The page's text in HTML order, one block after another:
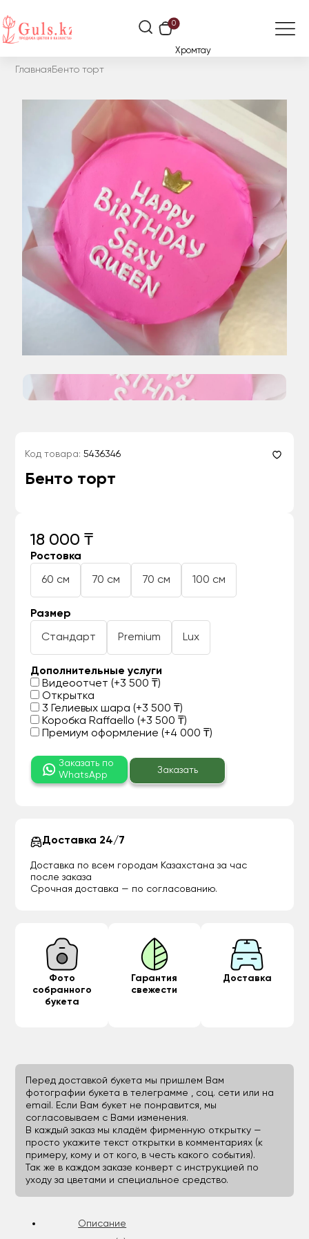
0
Хромтау
Главная Бенто торт
Код товара: 5436346
Бенто торт
18 000 ₸
Ростовка
60 см 70 см 70 см 100 см
Размер
Стандарт Premium Lux
Дополнительные услуги
Видеоотчет (+3 500 ₸)
Открытка
3 Гелиевых шара (+3 500 ₸)
Коробка Raffaello (+3 500 ₸)
Премиум оформление (+4 000 ₸)
Заказать по
WhatsApp
Заказать
Доставка 24/7
Доставка по всем городам Казахстана за час
после заказа
Срочная доставка — по согласованию.
Фото
собранного
букета
Гарантия
свежести
Доставка
Перед доставкой букета мы пришлем Вам
фотографии букета в телеграмме , соц. сети или на
email. Если Вам букет не понравится, мы
согласовываем с Вами изменения.
В каждый заказ мы кладём фирменную открытку —
просто укажите текст открытки в комментариях (к
примеру, кому и от кого, в честь какого события).
Так же в каждом заказе конверт с инструкцией по
уходу за цветами и специальное средство.
Описание